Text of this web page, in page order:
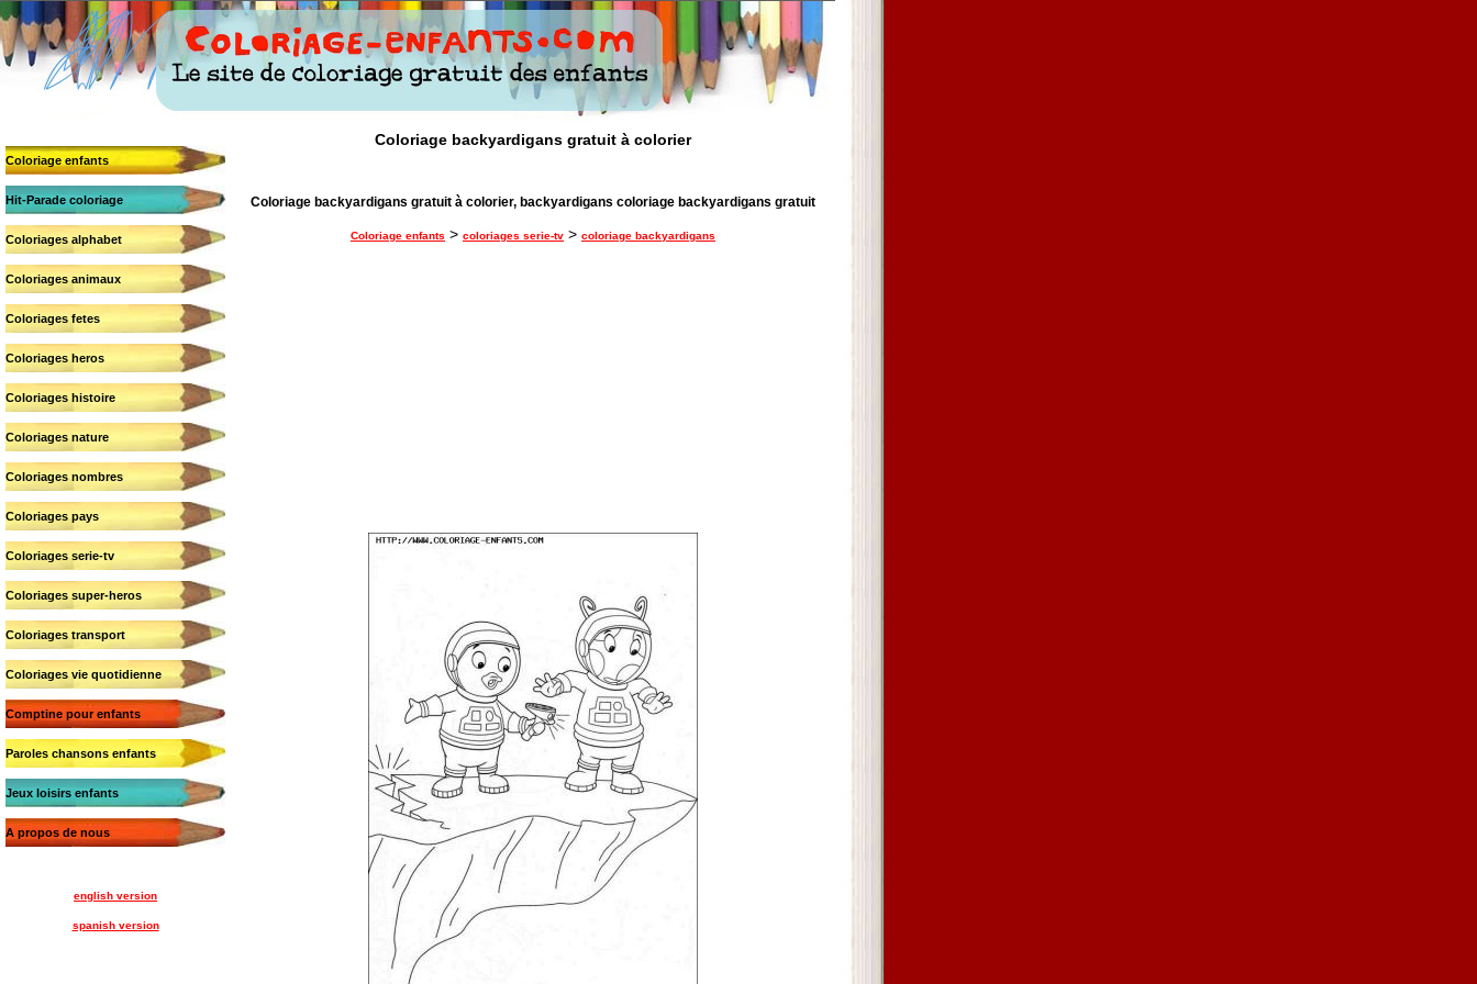
Coloriage enfants
Hit-Parade coloriage
Coloriages alphabet
Coloriages animaux
Coloriages fetes
Coloriages heros
Coloriages histoire
Coloriages nature
Coloriages nombres
Coloriages pays
Coloriages serie-tv
Coloriages super-heros
Coloriages transport
Coloriages vie quotidienne
Comptine pour enfants
Paroles chansons enfants
Jeux loisirs enfants
A propos de nous
english version
spanish version
Coloriage backyardigans gratuit à colorier
Coloriage backyardigans gratuit à colorier, backyardigans coloriage backyardigans gratuit
Coloriage enfants > coloriages serie-tv > coloriage backyardigans